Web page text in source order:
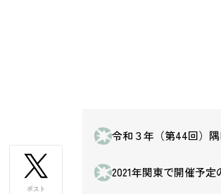
令和３年（第44回）
2021年関東で開催予定
ポスト